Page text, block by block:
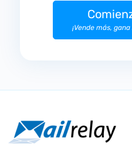
¡Vende más,